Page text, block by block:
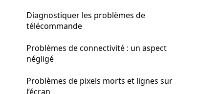
Diagnostiquer les problèmes de
télécommande
Problèmes de connectivité : un aspect
négligé
Problèmes de pixels morts et lignes sur
l’écran